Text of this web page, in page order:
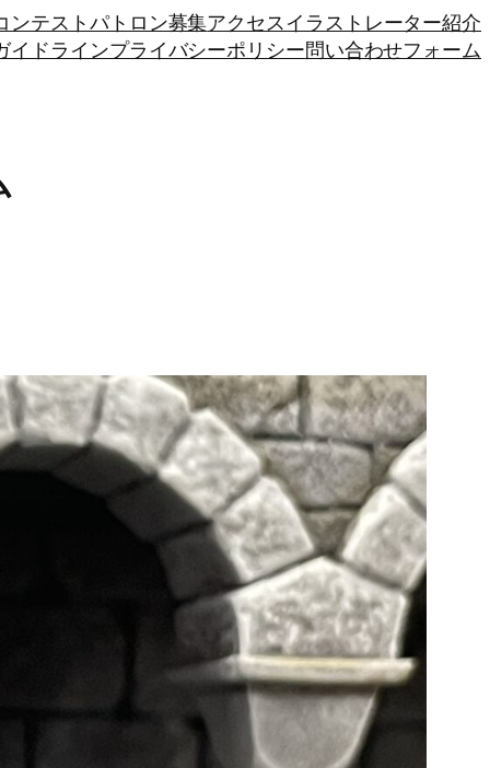
ンテストパトロン募集アクセスイラストレーター紹介
イドラインプライバシーポリシー問い合わせフォーム